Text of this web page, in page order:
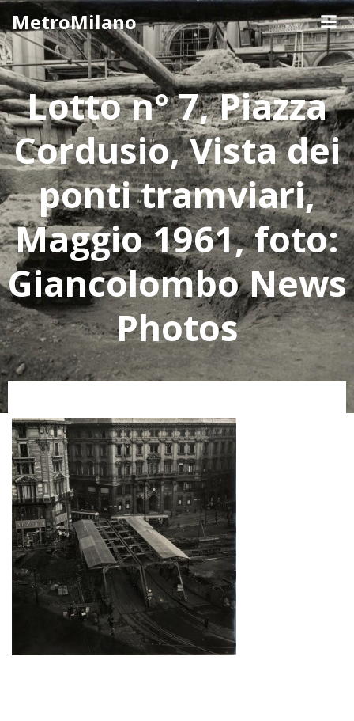
to
content
MetroMilano
Lotto n° 7, Piazza
Cordusio, Vista dei
ponti tramviari,
Maggio 1961, foto:
Giancolombo News
Photos